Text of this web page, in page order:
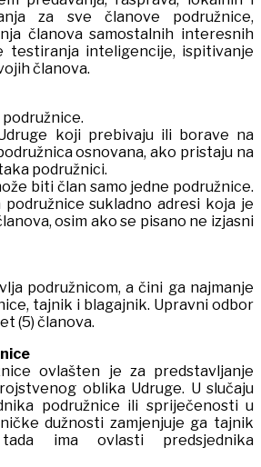
za sve članove podružnice,
članova samostalnih interesnih
testiranja inteligencije, ispitivanje
članova.
koji prebivaju ili borave na
osnovana, ako pristaju na
podružnici.
biti član samo jedne podružnice.
podružnice sukladno adresi koja je
osim ako se pisano ne izjasni
podružnicom, a čini ga najmanje
tajnik i blagajnik. Upravni odbor
(5) članova.
ovlašten je za predstavljanje
oblika Udruge. U slučaju
podružnice ili spriječenosti u
dužnosti zamjenjuje ga tajnik
ima ovlasti predsjednika